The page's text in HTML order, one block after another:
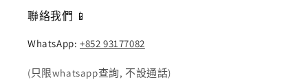
聯絡我們 📱
WhatsApp: +852 93177082
(只限whatsapp查詢, 不設通話)